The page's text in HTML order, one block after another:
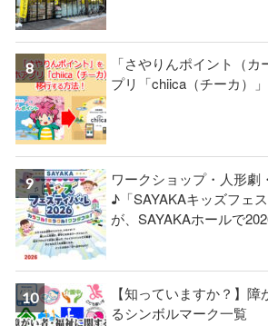
「さやりんポイント（
プリ「chiica（チーカ）
ワークショップ・人形劇
♪「SAYAKAキッズフェス
が、SAYAKAホールで
【知っていますか？】
るシンボルマーク一覧